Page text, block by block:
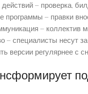
– проверка,
– правки
– коллектив
– специалисты несут
версии регулярнее с